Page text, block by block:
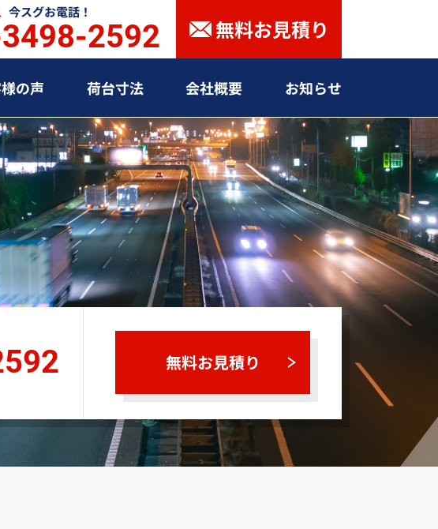
今スグお電話！
2592 無料お見積り
便 定期便
利用シーンで選ぶ 荷物で選ぶ
の声 荷台寸法 会社概要 お知らせ
無料お見積り